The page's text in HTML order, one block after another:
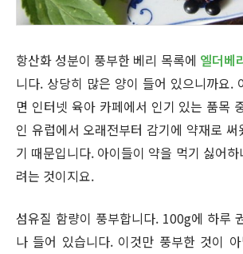
항산화 성분이 풍부한 베리 목록에 엘더베
니다. 상당히 많은 양이 들어 있으니까요.
면 인터넷 육아 카페에서 인기 있는 품목
인 유럽에서 오래전부터 감기에 약재로 써
기 때문입니다. 아이들이 약을 먹기 싫어
려는 것이지요.
섬유질 함량이 풍부합니다. 100g에 하루
나 들어 있습니다. 이것만 풍부한 것이